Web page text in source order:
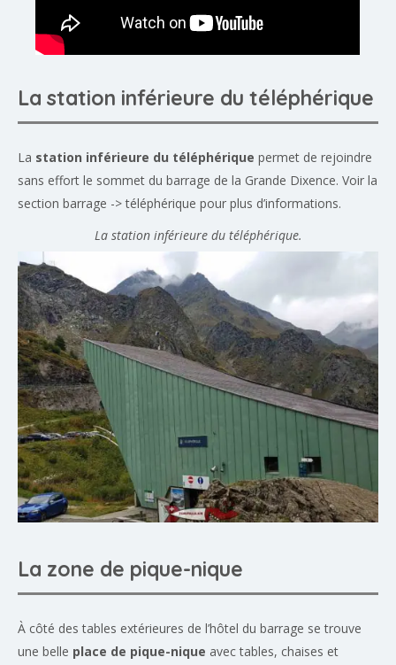
La station inférieure du téléphérique
La station inférieure du téléphérique permet de rejoindre
sans effort le sommet du barrage de la Grande Dixence. Voir la
section barrage -> téléphérique pour plus d’informations.
La station inférieure du téléphérique.
La zone de pique-nique
À côté des tables extérieures de l’hôtel du barrage se trouve
une belle place de pique-nique avec tables, chaises et